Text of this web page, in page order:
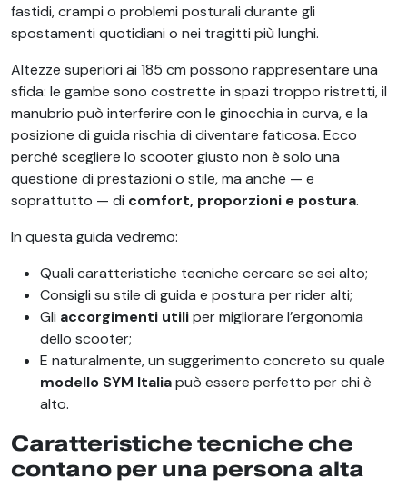
fastidi, crampi o problemi posturali durante gli
spostamenti quotidiani o nei tragitti più lunghi.
Altezze superiori ai 185 cm possono rappresentare una
sfida: le gambe sono costrette in spazi troppo ristretti, il
manubrio può interferire con le ginocchia in curva, e la
posizione di guida rischia di diventare faticosa. Ecco
perché scegliere lo scooter giusto non è solo una
questione di prestazioni o stile, ma anche — e
soprattutto — di comfort, proporzioni e postura.
In questa guida vedremo:
Quali caratteristiche tecniche cercare se sei alto;
Consigli su stile di guida e postura per rider alti;
Gli accorgimenti utiliper migliorare l’ergonomia
dello scooter;
E naturalmente, un suggerimento concreto su quale
modello SYM Italiapuò essere perfetto per chi è
alto.
Caratteristiche tecniche che
contano per una persona alta